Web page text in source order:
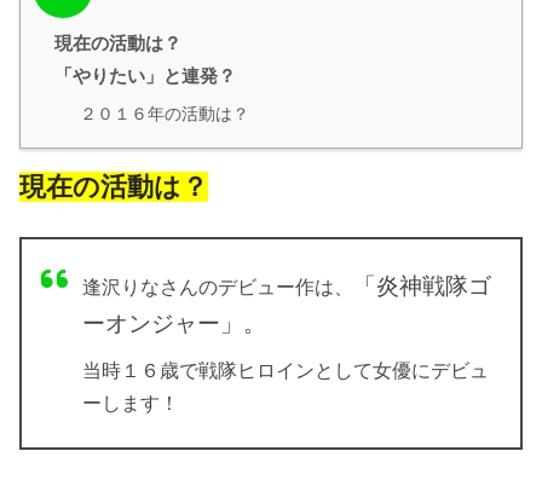
現在の活動は？
「やりたい」と連発？
２０１６年の活動は？
現在の活動は？
逢沢りなさんのデビュー作は、
「炎神戦隊ゴ
ーオンジャー」。
当時１６歳で戦隊ヒロインとして女優にデビュ
ーします！